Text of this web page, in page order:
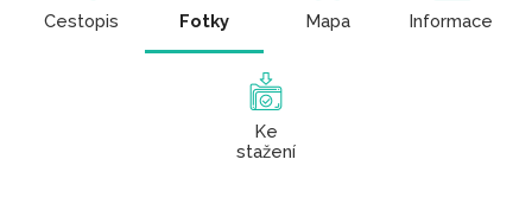
Cestopis Fotky Mapa Informace
Ke
stažení